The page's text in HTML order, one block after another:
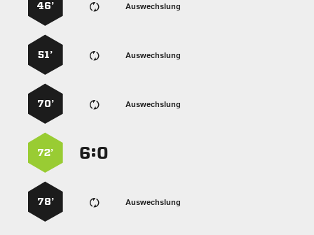
Auswechslung
46’
Auswechslung
51’
Auswechslung
70’
:
72’
Auswechslung
78’